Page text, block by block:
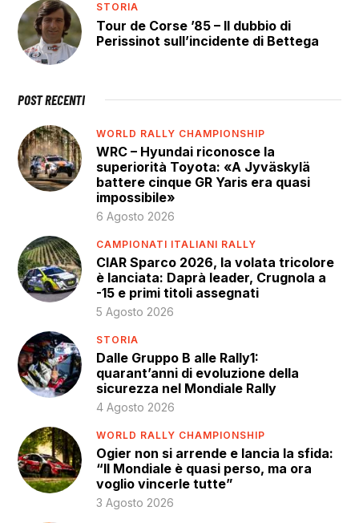
STORIA
Tour de Corse ’85 – Il dubbio di
Perissinot sull’incidente di Bettega
POST RECENTI
WORLD RALLY CHAMPIONSHIP
WRC – Hyundai riconosce la
superiorità Toyota: «A Jyväskylä
battere cinque GR Yaris era quasi
impossibile»
6 Agosto 2026
CAMPIONATI ITALIANI RALLY
CIAR Sparco 2026, la volata tricolore
è lanciata: Daprà leader, Crugnola a
-15 e primi titoli assegnati
5 Agosto 2026
STORIA
Dalle Gruppo B alle Rally1:
quarant’anni di evoluzione della
sicurezza nel Mondiale Rally
4 Agosto 2026
WORLD RALLY CHAMPIONSHIP
Ogier non si arrende e lancia la sfida:
“Il Mondiale è quasi perso, ma ora
voglio vincerle tutte”
3 Agosto 2026